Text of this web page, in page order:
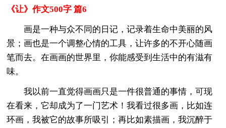
《让》作文500字 篇6
画是一种与众不同的日记，记录着生命中美丽的风
景；画也是一个调整心情的工具，让许多的不开心随画
笔而去。在画画的世界里，你能感受到生活中的有滋有
味。
我以前一直觉得画画只是一件很普通的事情，可现
在看来，它却成为了一门艺术！我看过很多画，比如连
环画，我被它的故事所吸引；再比如素描画，我沉醉于